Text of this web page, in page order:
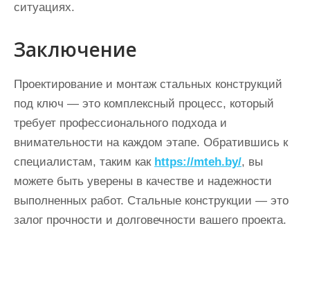
ситуациях.
Заключение
Проектирование и монтаж стальных конструкций
под ключ — это комплексный процесс, который
требует профессионального подхода и
внимательности на каждом этапе. Обратившись к
специалистам, таким как https://mteh.by/, вы
можете быть уверены в качестве и надежности
выполненных работ. Стальные конструкции — это
залог прочности и долговечности вашего проекта.